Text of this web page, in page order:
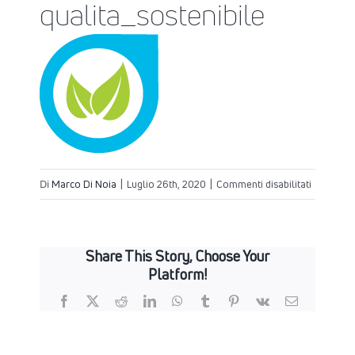
qualita_sostenibile
DiMarco Di Noia | Luglio 26th, 2020 | Commenti disabilitati
Share This Story, Choose Your
Platform!
Facebook
X RedditLinkedInWhatsApp
TumblrPinterest
Vk Email